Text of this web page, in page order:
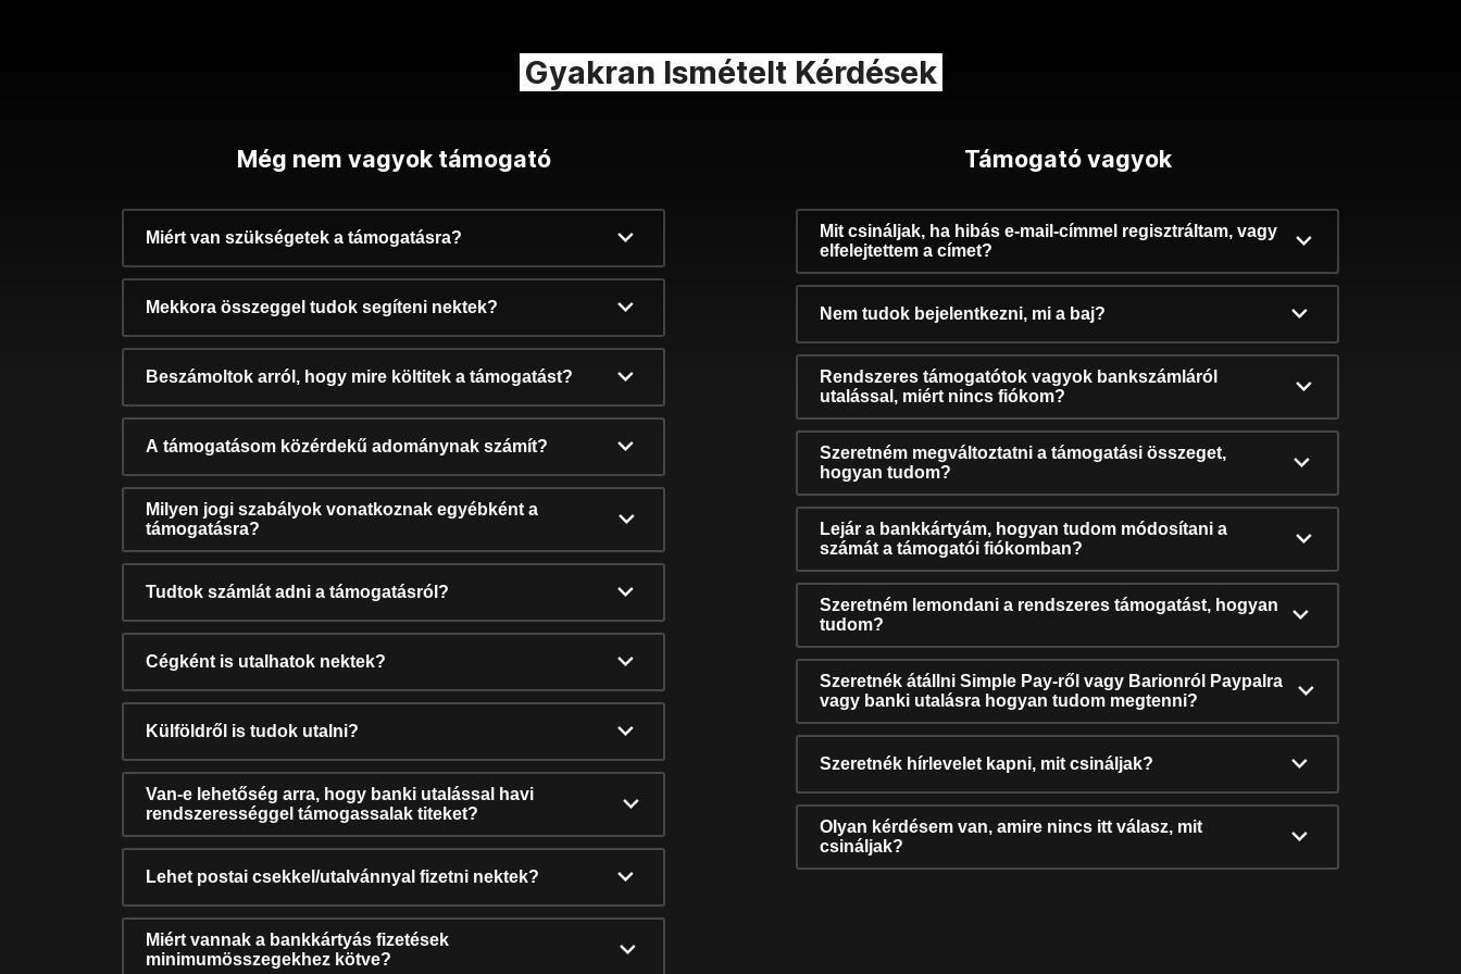
Gyakran Ismételt Kérdések
Még nem vagyok támogató
Miért van szükségetek a támogatásra?
Mekkora összeggel tudok segíteni nektek?
Beszámoltok arról, hogy mire költitek a támogatást?
A támogatásom közérdekű adománynak számít?
Milyen jogi szabályok vonatkoznak egyébként a
támogatásra?
Tudtok számlát adni a támogatásról?
Cégként is utalhatok nektek?
Külföldről is tudok utalni?
Van-e lehetőség arra, hogy banki utalással havi
rendszerességgel támogassalak titeket?
Lehet postai csekkel/utalvánnyal fizetni nektek?
Miért vannak a bankkártyás fizetések
minimumösszegekhez kötve?
Támogató vagyok
Mit csináljak, ha hibás e-mail-címmel regisztráltam, vagy
elfelejtettem a címet?
Nem tudok bejelentkezni, mi a baj?
Rendszeres támogatótok vagyok bankszámláról
utalással, miért nincs fiókom?
Szeretném megváltoztatni a támogatási összeget,
hogyan tudom?
Lejár a bankkártyám, hogyan tudom módosítani a
számát a támogatói fiókomban?
Szeretném lemondani a rendszeres támogatást, hogyan
tudom?
Szeretnék átállni Simple Pay-ről vagy Barionról Paypalra
vagy banki utalásra hogyan tudom megtenni?
Szeretnék hírlevelet kapni, mit csináljak?
Olyan kérdésem van, amire nincs itt válasz, mit
csináljak?